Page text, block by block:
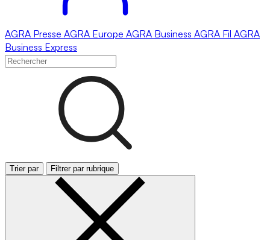
AGRA Presse AGRA Europe AGRA Business AGRA Fil AGRA
Business Express
Trier par Filtrer par rubrique